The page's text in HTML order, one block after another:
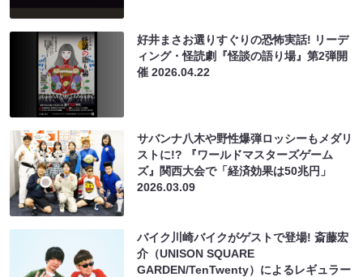
好井まさお選りすぐりの恐怖実話! リーデ
ィング・怪読劇『怪談の語り場』第2弾開
催2026.04.22
サバンナ八木や野性爆弾ロッシーもメダリ
ストに!? 『ワールドマスターズゲーム
ズ』関西大会で「経済効果は50兆円」
2026.03.09
バイク川崎バイクがゲストで登場! 斎藤宏
介（UNISON SQUARE
GARDEN/TenTwenty）によるレギュラー